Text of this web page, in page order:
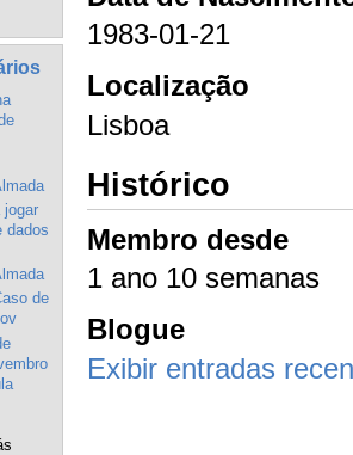
jogar
dados
de
1983-01-21
Localização
Lisboa
Histórico
Membro desde
1 ano 10 semanas
Blogue
Exibir entradas